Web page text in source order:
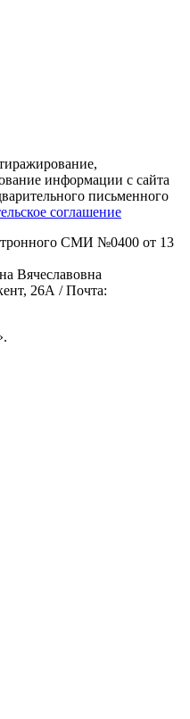
информации с сайта
письменного
соглашение
СМИ №0400 от 13
Вячеславовна
26А / Почта: